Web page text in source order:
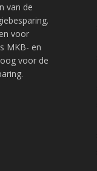
van de
voor
MKB- en
voor de